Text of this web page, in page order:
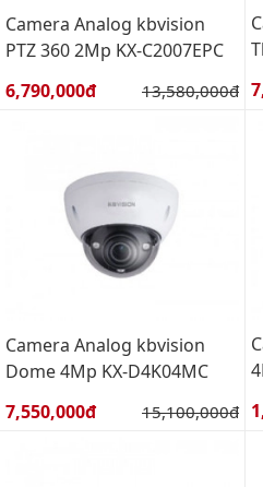
Camera Analog kbvision
PTZ 360 2Mp KX-C2007EPC
Giá bán:
6,790,000đ Giá gốc:
13,580,000đ
Camera Analog kbvision
Dome 4Mp KX-D4K04MC
Giá bán:
7,550,000đ Giá gốc:
15,100,000đ